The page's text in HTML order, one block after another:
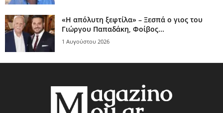
«Η απόλυτη ξεφτίλα» – Ξεσπά ο γιος του
Γιώργου Παπαδάκη, Φοίβος...
1 Αυγούστου 2026